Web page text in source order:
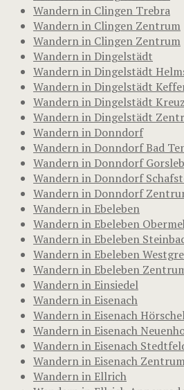
Wandern in Clingen Trebra
Wandern in Clingen Zentrum
Wandern in Clingen Zentrum
Wandern in Dingelstädt
Wandern in Dingelstädt
Wandern in Dingelstädt
Wandern in Dingelstädt
Wandern in Dingelstädt
Wandern in Donndorf
Wandern in Donndorf Bad
Wandern in Donndorf
Wandern in Donndorf
Wandern in Donndorf
Wandern in Ebeleben
Wandern in Ebeleben
Wandern in Ebeleben
Wandern in Ebeleben
Wandern in Ebeleben
Wandern in Einsiedel
Wandern in Eisenach
Wandern in Eisenach
Wandern in Eisenach
Wandern in Eisenach
Wandern in Eisenach
Wandern in Ellrich